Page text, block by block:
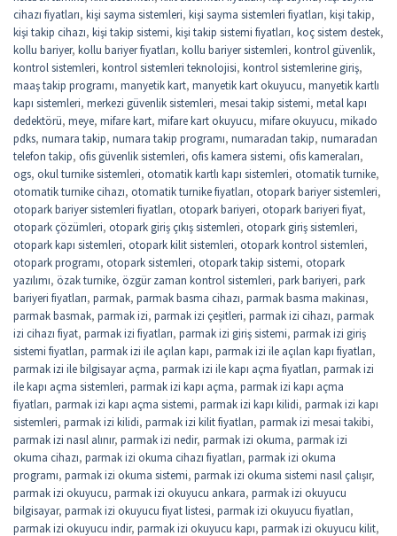
cihazı fiyatları, kişi sayma sistemleri, kişi sayma sistemleri fiyatları, kişi takip,
kişi takip cihazı, kişi takip sistemi, kişi takip sistemi fiyatları, koç sistem destek,
kollu bariyer, kollu bariyer fiyatları, kollu bariyer sistemleri, kontrol güvenlik,
kontrol sistemleri, kontrol sistemleri teknolojisi, kontrol sistemlerine giriş,
maaş takip programı, manyetik kart, manyetik kart okuyucu, manyetik kartlı
kapı sistemleri, merkezi güvenlik sistemleri, mesai takip sistemi, metal kapı
dedektörü, meye, mifare kart, mifare kart okuyucu, mifare okuyucu, mikado
pdks, numara takip, numara takip programı, numaradan takip, numaradan
telefon takip, ofis güvenlik sistemleri, ofis kamera sistemi, ofis kameraları,
ogs, okul turnike sistemleri, otomatik kartlı kapı sistemleri, otomatik turnike,
otomatik turnike cihazı, otomatik turnike fiyatları, otopark bariyer sistemleri,
otopark bariyer sistemleri fiyatları, otopark bariyeri, otopark bariyeri fiyat,
otopark çözümleri, otopark giriş çıkış sistemleri, otopark giriş sistemleri,
otopark kapı sistemleri, otopark kilit sistemleri, otopark kontrol sistemleri,
otopark programı, otopark sistemleri, otopark takip sistemi, otopark
yazılımı, özak turnike, özgür zaman kontrol sistemleri, park bariyeri, park
bariyeri fiyatları, parmak, parmak basma cihazı, parmak basma makinası,
parmak basmak, parmak izi, parmak izi çeşitleri, parmak izi cihazı, parmak
izi cihazı fiyat, parmak izi fiyatları, parmak izi giriş sistemi, parmak izi giriş
sistemi fiyatları, parmak izi ile açılan kapı, parmak izi ile açılan kapı fiyatları,
parmak izi ile bilgisayar açma, parmak izi ile kapı açma fiyatları, parmak izi
ile kapı açma sistemleri, parmak izi kapı açma, parmak izi kapı açma
fiyatları, parmak izi kapı açma sistemi, parmak izi kapı kilidi, parmak izi kapı
sistemleri, parmak izi kilidi, parmak izi kilit fiyatları, parmak izi mesai takibi,
parmak izi nasıl alınır, parmak izi nedir, parmak izi okuma, parmak izi
okuma cihazı, parmak izi okuma cihazı fiyatları, parmak izi okuma
programı, parmak izi okuma sistemi, parmak izi okuma sistemi nasıl çalışır,
parmak izi okuyucu, parmak izi okuyucu ankara, parmak izi okuyucu
bilgisayar, parmak izi okuyucu fiyat listesi, parmak izi okuyucu fiyatları,
parmak izi okuyucu indir, parmak izi okuyucu kapı, parmak izi okuyucu kilit,